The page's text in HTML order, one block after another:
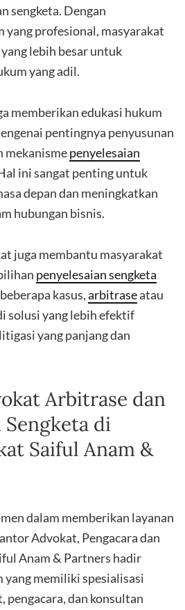
sengketa. Dengan
yang profesional, masyarakat
lebih besar untuk
yang adil.
memberikan edukasi hukum
pentingnya penyusunan
mekanismepenyelesaian
ini sangat penting untuk
depan dan meningkatkan
hubungan bisnis.
juga membantu masyarakat
penyelesaian sengketa
kasus,arbitraseatau
solusi yang lebih efektif
yang panjang dan
Arbitrase dan
Sengketa di
Saiful Anam &
dalam memberikan layanan
Advokat, Pengacara dan
Anam & Partners hadir
yang memiliki spesialisasi
pengacara, dan konsultan